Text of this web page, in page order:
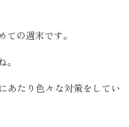
の週末です。
あたり色々な対策をしてい